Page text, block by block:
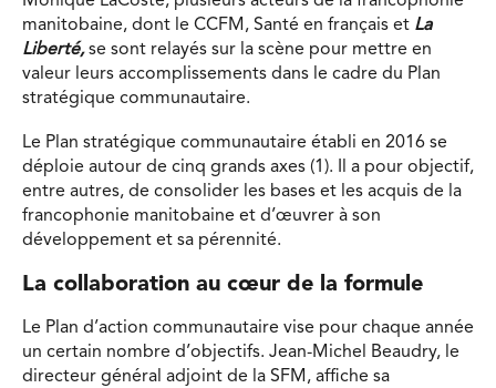
manitobaine, dont le CCFM, Santé en français et La
Liberté,se sont relayés sur la scène pour mettre en
valeur leurs accomplissements dans le cadre du Plan
stratégique communautaire.
Le Plan stratégique communautaire établi en 2016 se
déploie autour de cinq grands axes (1). Il a pour objectif,
entre autres, de consolider les bases et les acquis de la
francophonie manitobaine et d’œuvrer à son
développement et sa pérennité.
La collaboration au cœur de la formule
Le Plan d’action communautaire vise pour chaque année
un certain nombre d’objectifs. Jean-Michel Beaudry, le
directeur général adjoint de la SFM, affiche sa